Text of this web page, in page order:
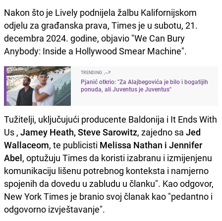
Nakon što je Lively podnijela žalbu Kalifornijskom
odjelu za građanska prava, Times je u subotu, 21.
decembra 2024. godine, objavio "We Can Bury
Anybody: Inside a Hollywood Smear Machine".
TRENDING
Pjanić otkrio: "Za Alajbegovića je bilo i bogatijih
ponuda, ali Juventus je Juventus"
Tužitelji, uključujući producente Baldonija i It Ends With
Us , Jamey Heath, Steve Sarowitz, zajedno sa Jed
Wallaceom, te publicisti Melissa Nathan i Jennifer
Abel, optužuju Times da koristi izabranu i izmijenjenu
komunikaciju lišenu potrebnog konteksta i namjerno
spojenih da dovedu u zabludu u članku". Kao odgovor,
New York Times je branio svoj članak kao "pedantno i
odgovorno izvještavanje".